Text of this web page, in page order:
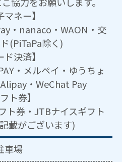
マネー】
・nanaco・WAON・交
(PiTaPa除く)
ド決済】
・メルペイ・ゆうちょ
・WeChat Pay
ト券】
ト券・JTBナイスギフト
載がございます)
車場